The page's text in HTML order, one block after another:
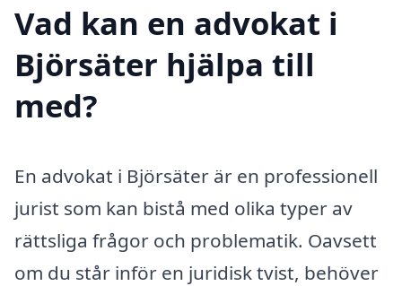
Vad kan en advokat i
Björsäter hjälpa till
med?
En advokat i Björsäter är en professionell
jurist som kan bistå med olika typer av
rättsliga frågor och problematik. Oavsett
om du står inför en juridisk tvist, behöver